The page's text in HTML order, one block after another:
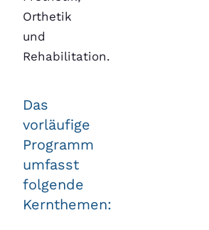
Orthetik
und
Rehabilitation.
Das
vorläufige
Programm
umfasst
folgende
Kernthemen: